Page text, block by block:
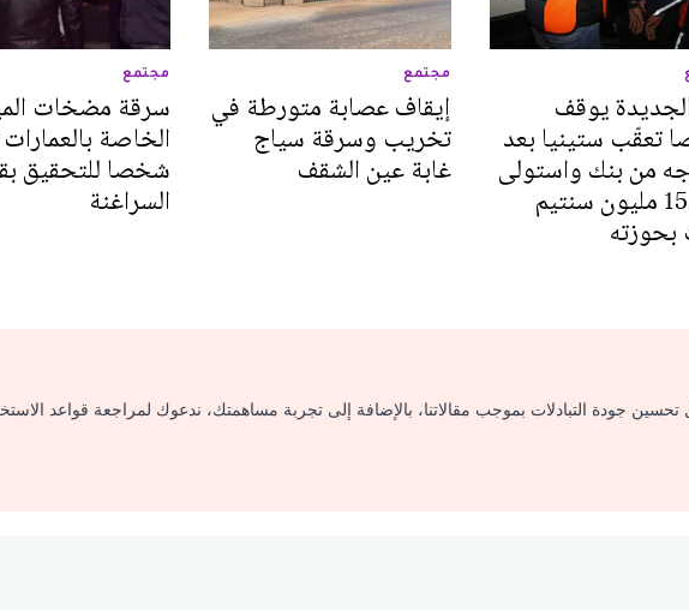
يوقف
تعقّب ستينيا بعد
من بنك واستولى
على 15 مليون سنتيم
بحوزته
مجتمع
إيقاف عصابة متورطة في
تخريب وسرقة سياج
غابة عين الشقف
مجتمع
سرقة مضخات
الخاصة
شخصا للتحقيق
السراغنة
جودة التبادلات بموجب مقالاتنا، بالإضافة إلى تجربة مساهمتك، ندعوك لمراجعة قواعد